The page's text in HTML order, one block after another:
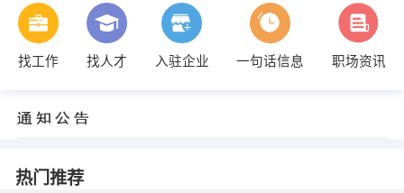
找工作 找人才 入驻企业 一句话信息 职场资讯
热门推荐